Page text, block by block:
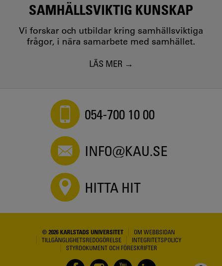
SAMHÄLLSVIKTIG KUNSKAP
Vi forskar och utbildar kring samhällsviktiga
frågor, i nära samarbete med samhället.
LÄS MER
054-700 10 00
INFO@KAU.SE
HITTA HIT
© 2026 KARLSTADS UNIVERSITET
OM WEBBSIDAN
TILLGÄNGLIGHETSREDOGÖRELSE
INTEGRITETSPOLICY
STYRDOKUMENT OCH FÖRESKRIFTER